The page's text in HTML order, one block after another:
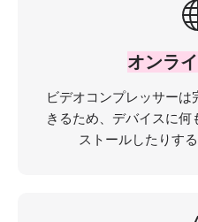
オンラ
ビデオコンプレッサー
きるため、デバイスに
ストールしたりす